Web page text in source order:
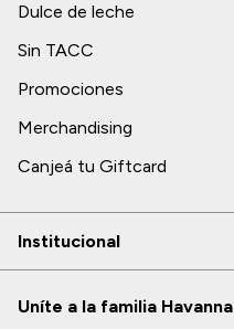
Dulce de leche
Sin TACC
Promociones
Merchandising
Canjeá tu Giftcard
Institucional
Uníte a la familia Havanna